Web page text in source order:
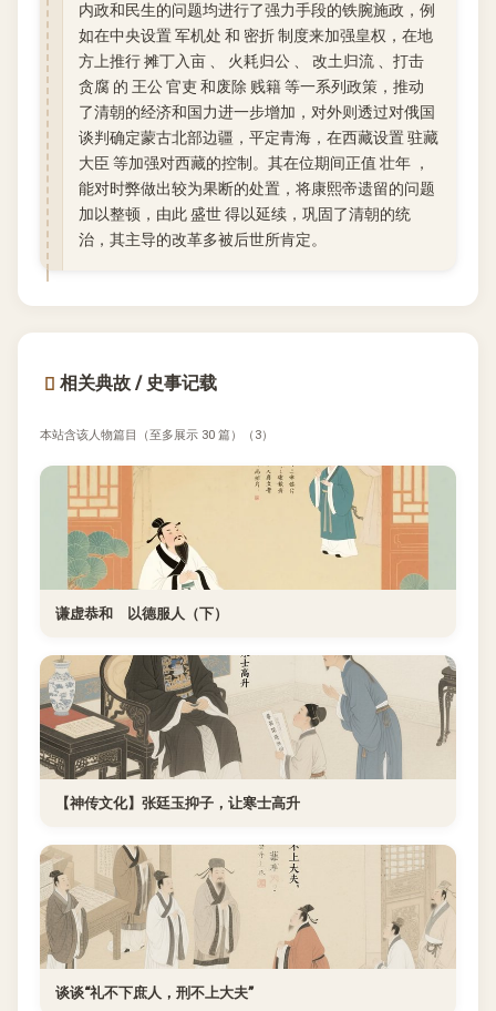
内政和民生的问题均进行了强力手段的铁腕施政，例
如在中央设置 军机处 和 密折 制度来加强皇权，在地
方上推行 摊丁入亩 、 火耗归公 、 改土归流 、打击
贪腐 的 王公 官吏 和废除 贱籍 等一系列政策，推动
了清朝的经济和国力进一步增加，对外则透过对俄国
谈判确定蒙古北部边疆，平定青海，在西藏设置 驻藏
大臣 等加强对西藏的控制。其在位期间正值 壮年 ，
能对时弊做出较为果断的处置，将康熙帝遗留的问题
加以整顿，由此 盛世 得以延续，巩固了清朝的统
治，其主导的改革多被后世所肯定。
相关典故 / 史事记载
本站含该人物篇目（至多展示 30 篇）（3）
谦虚恭和 以德服人（下）
【神传文化】张廷玉抑子，让寒士高升
谈谈“礼不下庶人，刑不上大夫”